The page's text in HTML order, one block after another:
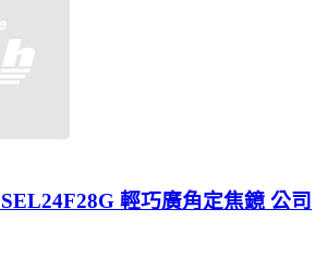
輕巧廣角定焦鏡 公司